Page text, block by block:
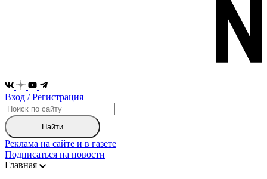
Вход / Регистрация
Найти
Реклама на сайте и в газете
Подписаться на новости
Главная